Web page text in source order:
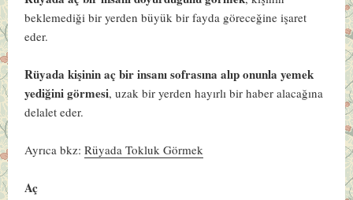
beklemediği bir yerden büyük bir fayda göreceğine işaret
eder.
Rüyada kişinin aç bir insanı sofrasına alıp onunla yemek
yediğini görmesi, uzak bir yerden hayırlı bir haber alacağına
delalet eder.
Ayrıca bkz:Rüyada Tokluk Görmek
Aç